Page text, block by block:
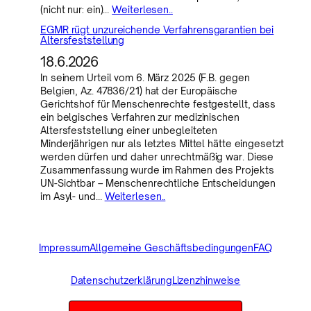
(nicht nur: ein)…Weiterlesen..
EGMR rügt unzureichende Verfahrensgarantien bei
Altersfeststellung
18.6.2026
In seinem Urteil vom 6. März 2025 (F.B. gegen
Belgien, Az. 47836/21) hat der Europäische
Gerichtshof für Menschenrechte festgestellt, dass
ein belgisches Verfahren zur medizinischen
Altersfeststellung einer unbegleiteten
Minderjährigen nur als letztes Mittel hätte eingesetzt
werden dürfen und daher unrechtmäßig war. Diese
Zusammenfassung wurde im Rahmen des Projekts
UN-Sichtbar – Menschenrechtliche Entscheidungen
im Asyl- und… Weiterlesen..
ImpressumAllgemeine GeschäftsbedingungenFAQ
DatenschutzerklärungLizenzhinweise